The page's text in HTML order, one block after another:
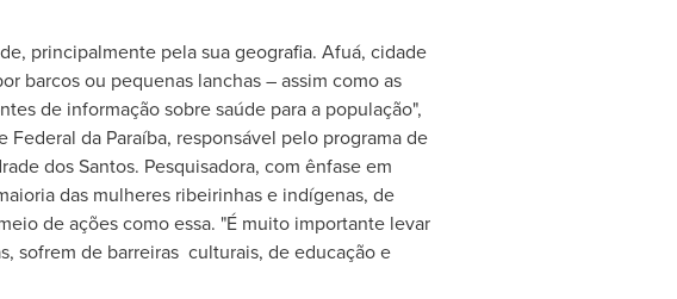
principalmente pela sua geografia. Afuá, cidade
barcos ou pequenas lanchas – assim como as
de informação sobre saúde para a população",
da Paraíba, responsável pelo programa de
dos Santos. Pesquisadora, com ênfase em
das mulheres ribeirinhas e indígenas, de
de ações como essa. "É muito importante levar
sofrem de barreiras culturais, de educação e